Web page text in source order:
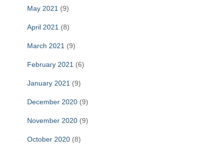
May 2021 (9)
April 2021 (8)
March 2021 (9)
February 2021 (6)
January 2021 (9)
December 2020 (9)
November 2020 (9)
October 2020 (8)